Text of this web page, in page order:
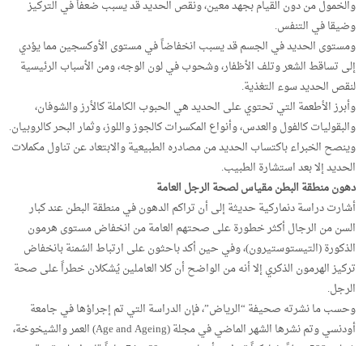
والخمول من دون القيام بجهد معين، ونقص الحديد قد يسبب ضعفاً في التركيز
وضيقا في التنفس.
ومستوى الحديد في الجسم قد يسبب انخفاضاً في مستوى الأوكسجين مما يؤدي
إلى تساقط الشعر وتلف الأظفار، وشحوب في لون الوجه، ومن الأسباب الرئيسية
لنقص الحديد سوء التغذية.
وأبرز الأطعمة التي تحتوي على الحديد هي الحبوب الكاملة كالأرز والشوفان،
والبقوليات كالفول والعدس، وأنواع المكسرات كالجوز واللوز، وثمار البحر كالروبيان.
وينصح الخبراء باكتساب الحديد من مصادره الطبيعية والابتعاد عن تناول مكملات
الحديد إلا بعد استشارة الطبيب.
دهون منطقة البطن مقياس لصحة الرجل العامة
أشارت دراسة دنماركية حديثة إلى أن تراكم الدهون في منطقة البطن عند كبار
السن من الرجال أكثر خطورة على صحتهم العامة من انخفاض مستوى هرمون
الذكورة (التيستوستيرون)، وفي حين أكد باحثون على ارتباط السُمنة بانخفاض
تركيز الهرمون الذكري إلا أنه من الواضح أن كلا العاملين يُشكلان خطراً على صحة
الرجل.
وحسب ما نشرته صحيفة “الرياض”، فإن الدراسة التي تم إجراؤها في جامعة
أودنسي وتم نشرها الشهر الماضي في مجلة (Age and Ageing) العمر والشيخوخة،